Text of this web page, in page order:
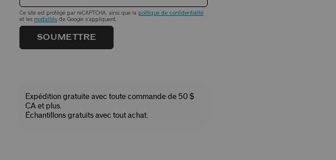
Ce site est protégé par reCAPTCHA, ainsi que la politique de confidentialité
et les modalités de Google s'appliquent.
SOUMETTRE
Expédition gratuite avec toute commande de 50 $
CA et plus.
Échantillons gratuits avec tout achat.